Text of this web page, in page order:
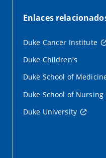
Enlaces
Duke Cancer Institute
Duke Children's
Duke School of
Duke School of Nursing
Duke University